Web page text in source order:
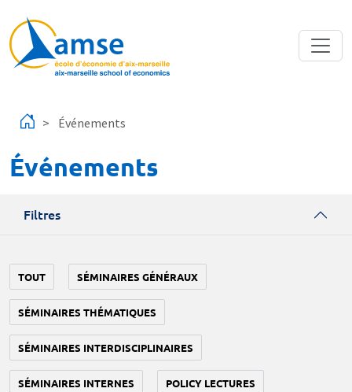
Événements
Événements
Filtres
TOUT SÉMINAIRES GÉNÉRAUX
SÉMINAIRES THÉMATIQUES
SÉMINAIRES INTERDISCIPLINAIRES
SÉMINAIRES INTERNES POLICY LECTURES